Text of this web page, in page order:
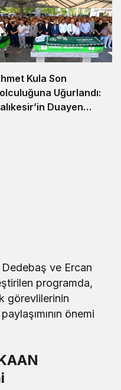
Kula Son
Uğurlandı:
Duayen
ve Ercan
programda,
görevlilerinin
önemi